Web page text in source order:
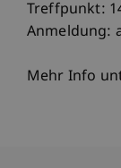
Treffpunkt:
Anmeldung:
Mehr Info